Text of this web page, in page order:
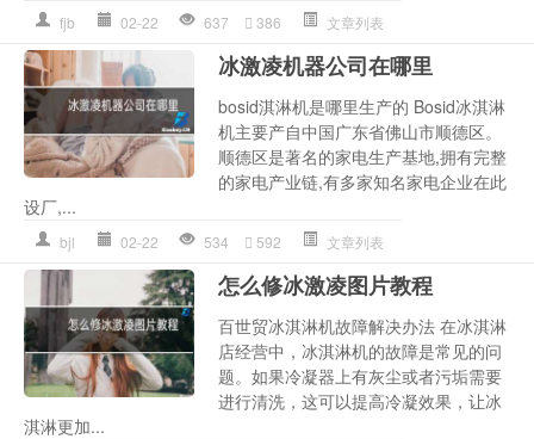
fjb 02-22 637 386 文章列表
冰激凌机器公司在哪里
bosid淇淋机是哪里生产的 Bosid冰淇淋
机主要产自中国广东省佛山市顺德区。
顺德区是著名的家电生产基地,拥有完整
的家电产业链,有多家知名家电企业在此
设厂,...
bjl 02-22 534 592 文章列表
怎么修冰激凌图片教程
百世贸冰淇淋机故障解决办法 在冰淇淋
店经营中，冰淇淋机的故障是常见的问
题。如果冷凝器上有灰尘或者污垢需要
进行清洗，这可以提高冷凝效果，让冰
淇淋更加...